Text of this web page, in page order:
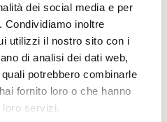
dei social media e per
Condividiamo inoltre
utilizzi il nostro sito con i
di analisi dei dati web,
potrebbero combinarle
fornito loro o che hanno
servizi.
Comunicazione
rapida e prodotti